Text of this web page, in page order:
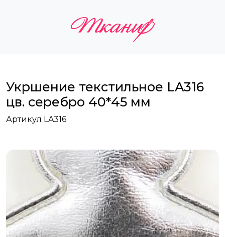
Укршение текстильное LA316
цв. серебро 40*45 мм
Артикул LA316